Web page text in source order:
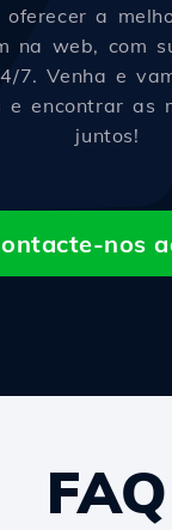
a
na web, com
7. Venha e
e encontrar as
juntos!
nos
FAQ